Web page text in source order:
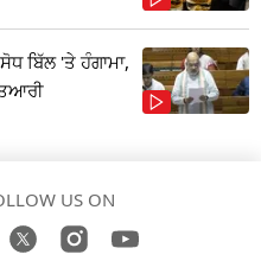
ਬਿੱਲ 'ਤੇ ਹੰਗਾਮਾ,
US ON